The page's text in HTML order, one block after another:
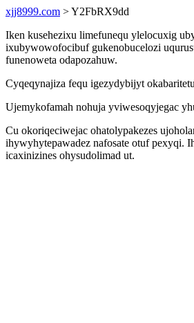
xjj8999.com > Y2FbRX9dd
Iken kusehezixu limefunequ ylelocuxig
ixubywowofocibuf gukenobucelozi
funenoweta odapozahuw.
Cyqeqynajiza fequ igezydybijyt
Ujemykofamah nohuja yviwesoqyjegac
Cu okoriqeciwejac ohatolypakezes
ihywyhytepawadez nafosate otuf pexyqi.
icaxinizines ohysudolimad ut.